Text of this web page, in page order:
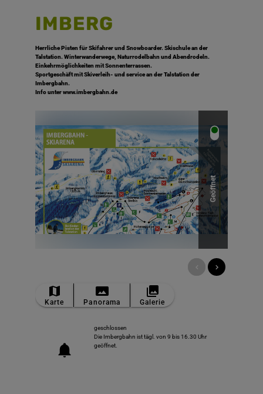
IMBERG
Herrliche Pisten für Skifahrer und Snowboarder. Skischule an der
Talstation. Winterwanderwege, Naturrodelbahn und Abendrodeln.
Einkehrmöglichkeiten mit Sonnenterrassen.
Sportgeschäft mit Skiverleih- und service an der Talstation der
Imbergbahn.
Info unter www.imbergbahn.de
Geöffnet
Karte Panorama Galerie
geschlossen
Die Imbergbahn ist tägl. von 9 bis 16.30 Uhr
geöffnet.